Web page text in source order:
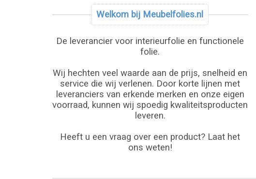
Welkom bij Meubelfolies.nl
De leverancier voor interieurfolie en functionele
folie.
Wij hechten veel waarde aan de prijs, snelheid en
service die wij verlenen. Door korte lijnen met
leveranciers van erkende merken en onze eigen
voorraad, kunnen wij spoedig kwaliteitsproducten
leveren.
Heeft u een vraag over een product? Laat het
ons weten!